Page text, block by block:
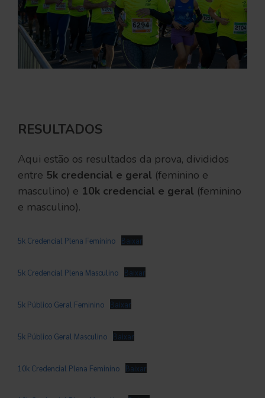
RESULTADOS
Aqui estão os resultados da prova, divididos
entre 5k credencial e geral (feminino e
masculino) e 10k credencial e geral (feminino
e masculino).
5k Credencial Plena Feminino Baixar
5k Credencial Plena Masculino Baixar
5k Público Geral Feminino Baixar
5k Público Geral Masculino Baixar
10k Credencial Plena Feminino Baixar